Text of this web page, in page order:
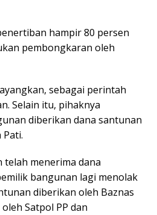
hampir 80 persen
pembongkaran oleh
sebagai perintah
Selain itu, pihaknya
diberikan dana santunan
telah menerima dana
bangunan lagi menolak
diberikan oleh Baznas
Satpol PP dan